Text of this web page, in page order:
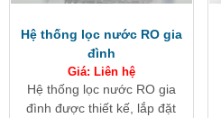
Hệ thống lọc nước RO gia
đình
Giá: Liên hệ
Hệ thống lọc nước RO gia
đình được thiết kế, lắp đặt